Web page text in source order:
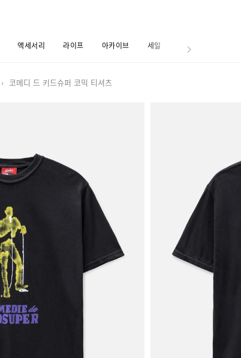
액세서리 라이프 아카이브 세일 저널
코메디 드 키드슈퍼 코믹 티셔츠